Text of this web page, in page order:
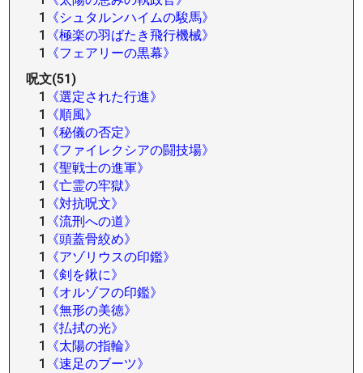
1
《シュタルンハイムの駿馬》
1
《極楽の羽ばたき飛行機械》
1
《フェアリーの黒幕》
呪文(51)
1
《選定された行進》
1
《順風》
1
《秘儀の否定》
1
《ファイレクシアの闘技場》
1
《聖戦士の進軍》
1
《亡霊の牢獄》
1
《対抗呪文》
1
《流刑への道》
1
《頭蓋骨絞め》
1
《アゾリウスの印鑑》
1
《剣を鍬に》
1
《オルゾフの印鑑》
1
《無形の美徳》
1
《払拭の光》
1
《太陽の指輪》
1
《速足のブーツ》